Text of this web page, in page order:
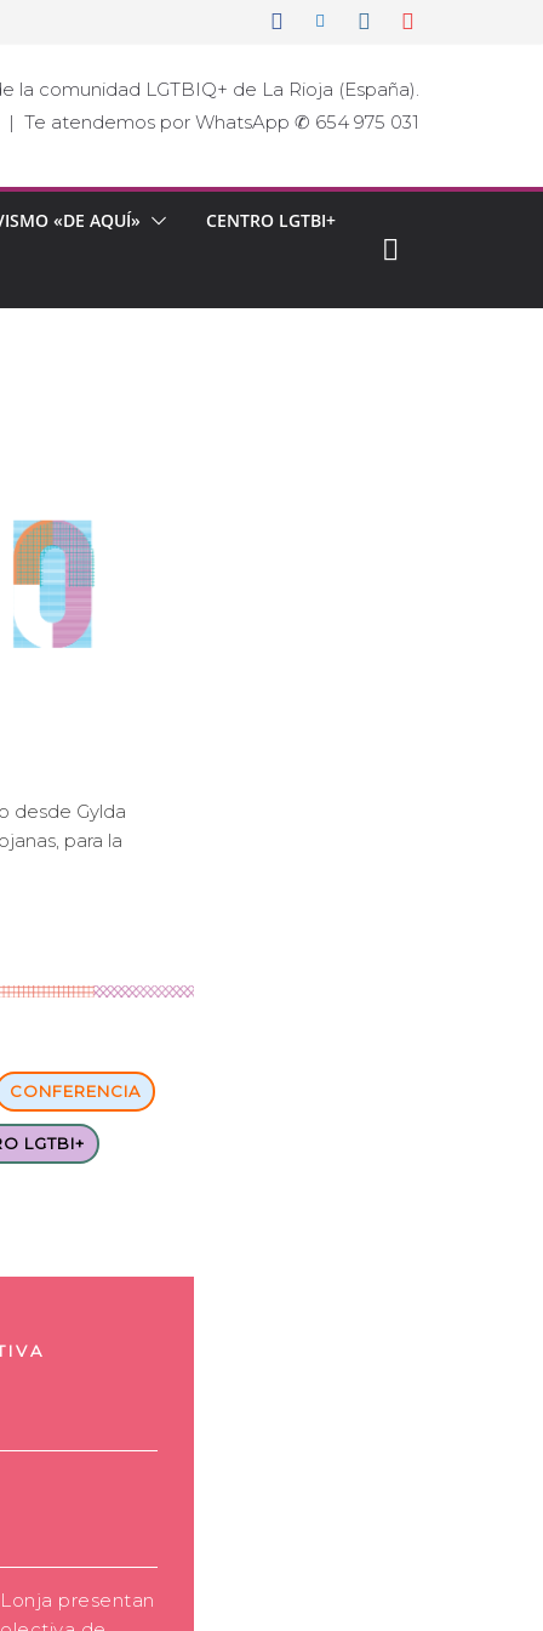
comunidad LGTBIQ+ de La Rioja (España).
| Te atendemos por WhatsApp ✆ 654 975 031
«DE AQUÍ» CENTRO LGTBI+
desde Gylda
para la
CONFERENCIA
LGTBI+
presentan